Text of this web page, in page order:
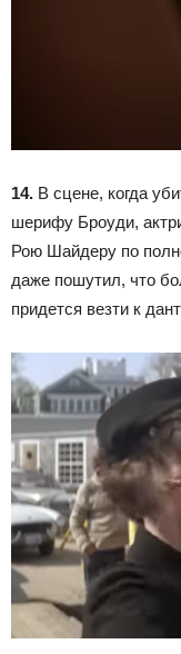
14. В сцене, когда
шерифу Броуди,
Рою Шайдеру по
даже пошутил, что
придется везти к